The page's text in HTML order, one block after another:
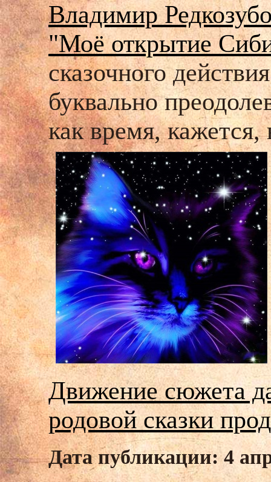
Владимир
"Моё открытие
сказочного
буквально
как время,
Движение сюжета
родовой сказки
Дата публикации: 4